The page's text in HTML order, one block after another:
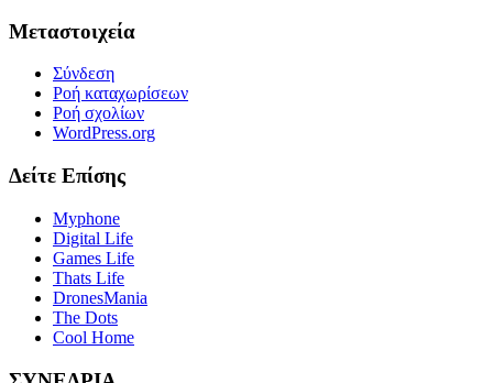
Μεταστοιχεία
Σύνδεση
Ροή καταχωρίσεων
Ροή σχολίων
WordPress.org
Δείτε Επίσης
Myphone
Digital Life
Games Life
Thats Life
DronesMania
The Dots
Cool Home